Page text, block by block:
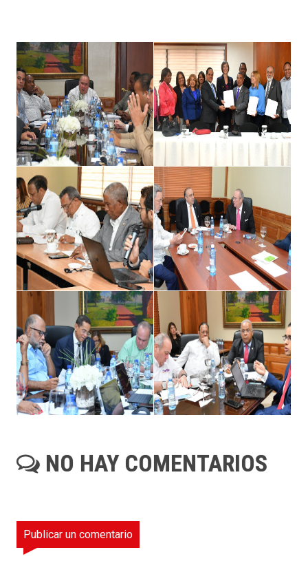
NO HAY COMENTARIOS
Publicar un comentario